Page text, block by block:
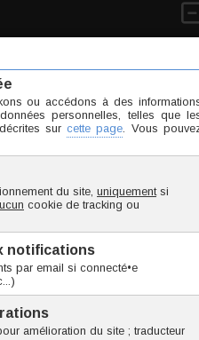
Coeur acier et strass pour